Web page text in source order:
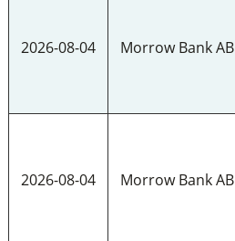
2026-08-04 Morrow Bank AB
2026-08-04 Morrow Bank AB